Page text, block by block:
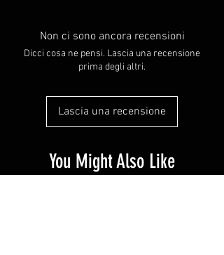
Non ci sono ancora recensioni
Dicci cosa ne pensi. Lascia una recensione
prima degli altri.
Lascia una recensione
You Might Also Like